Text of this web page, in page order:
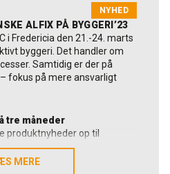
godkendelse fra
som er en af Europas største
DuraPanel
godkendelse iht. SINTEF
mellem James Hardie
Hardie Danmark anviser
forseglede pladesamlinger
anviser udførelse af
NYHED
ALFIX PÅ BYGGERI’23
i Fredericia den 21.-24. marts
byggeri. Det handler om
Samtidig er der på
fokus på mere ansvarligt
tre måneder
produktnyheder op til
om her i nyhedsbrevet,
for den tredje nyhed på selve
MERE
MERE